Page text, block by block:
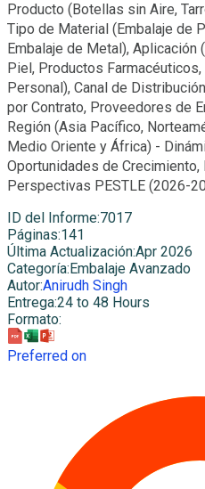
Producto (Botellas sin Aire,
Tipo de Material (Embalaje de
Embalaje de Metal),
Piel, Productos
Personal), Canal de
por Contrato, Proveedores de
Región (Asia Pacífico,
Medio Oriente y África) -
Oportunidades de
Perspectivas PESTLE (2026-
ID del Informe:7017
Páginas:141
Última Actualización:Apr 2026
Categoría: Embalaje Avanzado
Autor:Anirudh Singh
Entrega:24 to 48 Hours
Formato:
Preferred on